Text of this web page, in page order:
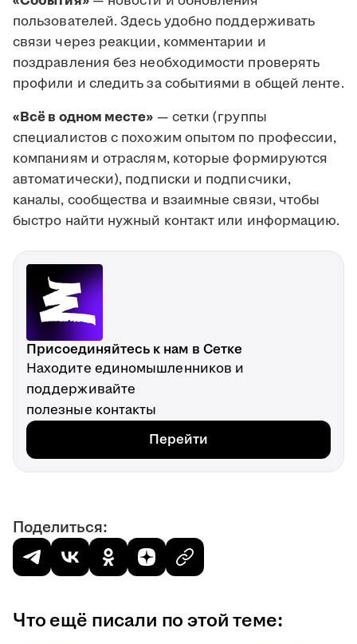
пользователей. Здесь удобно поддерживать
связи через реакции, комментарии и
поздравления без необходимости проверять
профили и следить за событиями в общей ленте.
«Всё в одном месте» — сетки (группы
специалистов с похожим опытом по профессии,
компаниям и отраслям, которые формируются
автоматически), подписки и подписчики,
каналы, сообщества и взаимные связи, чтобы
быстро найти нужный контакт или информацию.
Присоединяйтесь к нам в Сетке
Находите единомышленников и
поддерживайте
полезные контакты
Перейти
Поделиться:
Что ещё писали по этой теме: